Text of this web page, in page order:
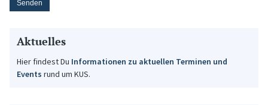
Aktuelles
Hier findest Du Informationen zu aktuellen Terminen und
Events rund um KUS.